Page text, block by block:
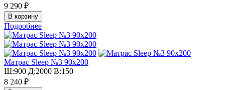
9 290 ₽
Подробнее
Матрас Sleep №3 90х200
Ш:900 Д:2000 В:150
8 240 ₽